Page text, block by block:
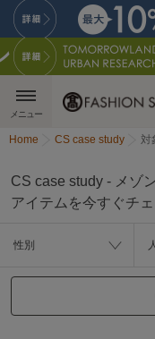
メニュー
Home CS case study 対
CS case study - メゾ
アイテムを今すぐチェ
性別